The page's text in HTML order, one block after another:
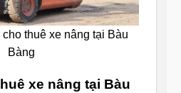
thuê xe nâng tại Bàu
Bàng
xe nâng tại Bàu